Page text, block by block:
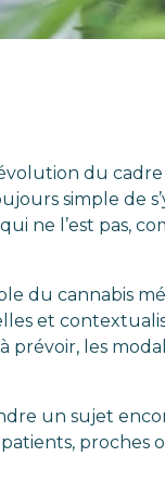
du
simple de
ne l’est pas,
du cannabis
et
prévoir, les
un sujet